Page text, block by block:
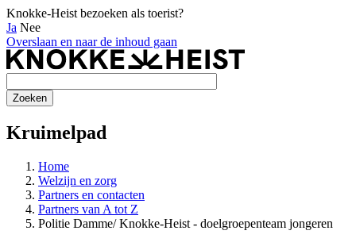
Knokke-Heist bezoeken als toerist?
Ja Nee
Overslaan en naar de inhoud gaan
Kruimelpad
Home
Welzijn en zorg
Partners en contacten
Partners van A tot Z
Politie Damme/ Knokke-Heist - doelgroepenteam jongeren